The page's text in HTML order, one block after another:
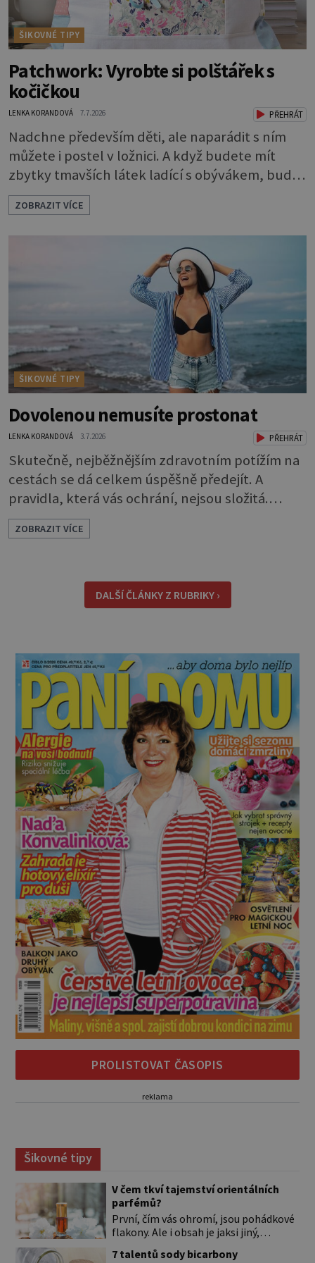
ŠIKOVNÉ TIPY
Patchwork: Vyrobte si polštářek s
kočičkou
LENKA KORANDOVÁ 7.7.2026 PŘEHRÁT
Nadchne především děti, ale naparádit s ním
můžete i postel v ložnici. A když budete mít
zbytky tmavších látek ladící s obývákem, bude
se hodit i tam. Budete potřebovat: - zbytky
barevně sladěných bavlněných látek - 0,5 m
látky na vnitřní polštářek - duté vlákno na výplň
- 2 knoflíky - 0,5 m jednostranně nalepovacího
vlizelínu - pravítko a řezák nebo nůžky Přední
strana s aplikací 1. V
ZOBRAZIT VÍCE
ŠIKOVNÉ TIPY
Dovolenou nemusíte prostonat
LENKA KORANDOVÁ 3.7.2026 PŘEHRÁT
Skutečně, nejběžnějším zdravotním potížím na
cestách se dá celkem úspěšně předejít. A
pravidla, která vás ochrání, nejsou složitá.
Riziko na talíři Drtivou většinu cestovatelských
průjmů vyvolávají fekální bakterie. Do kuchyně
přípravě a výdeji jídla se snadno rozšíří ze
zeleninového salátu i na další potraviny. Dobro
ZOBRAZIT VÍCE
DALŠÍ ČLÁNKY Z RUBRIKY ›
PROLISTOVAT ČASOPIS
reklama
Šikovné tipy
V čem tkví tajemství orientálních
parfémů?
První, čím vás ohromí, jsou pohádkové
flakony. Ale i obsah je jaksi jiný,
parfumérií. Čím to? V arabské kultuře
7 talentů sody bicarbony